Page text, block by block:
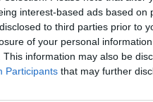
interest-based ads based
to third parties prior to
of your personal
This information may also be
Participants that may further
y participación
acogió durante varios
Terra Ceràmicay
de Cerámica
que reafirmaron el